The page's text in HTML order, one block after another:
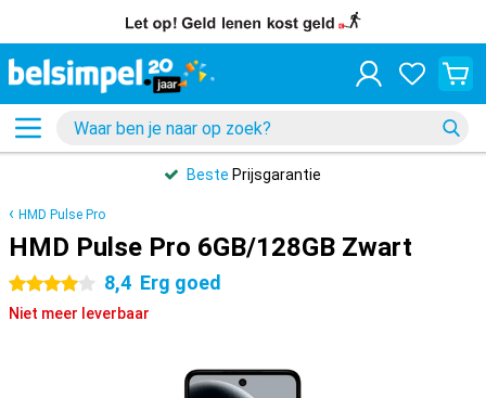
Beste Prijsgarantie
HMD Pulse Pro
HMD Pulse Pro 6GB/128GB Zwart
4 sterren 8,4 Erg goed
Niet meer leverbaar